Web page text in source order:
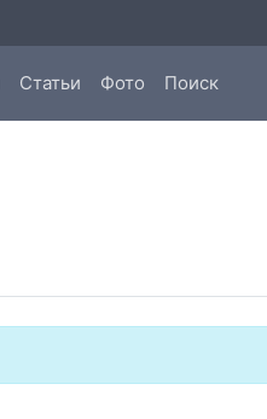
Статьи Фото Поиск